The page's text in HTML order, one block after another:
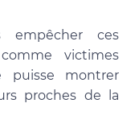
ces
victimes
puisse montrer
proches de la